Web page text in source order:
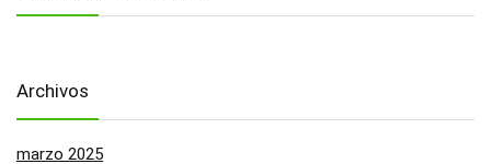
Archivos
marzo 2025